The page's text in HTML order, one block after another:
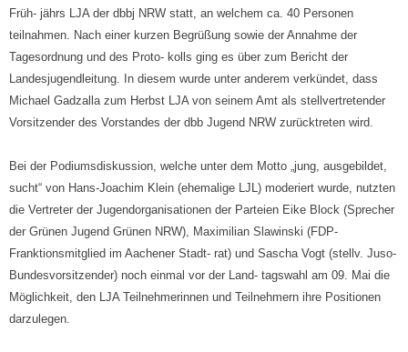
Früh- jährs LJA der dbbj NRW statt, an welchem ca. 40 Personen
teilnahmen. Nach einer kurzen Begrüßung sowie der Annahme der
Tagesordnung und des Proto- kolls ging es über zum Bericht der
Landesjugendleitung. In diesem wurde unter anderem verkündet, dass
Michael Gadzalla zum Herbst LJA von seinem Amt als stellvertretender
Vorsitzender des Vorstandes der dbb Jugend NRW zurücktreten wird.
Bei der Podiumsdiskussion, welche unter dem Motto „jung, ausgebildet,
sucht“ von Hans-Joachim Klein (ehemalige LJL) moderiert wurde, nutzten
die Vertreter der Jugendorganisationen der Parteien Eike Block (Sprecher
der Grünen Jugend Grünen NRW), Maximilian Slawinski (FDP-
Franktionsmitglied im Aachener Stadt- rat) und Sascha Vogt (stellv. Juso-
Bundesvorsitzender) noch einmal vor der Land- tagswahl am 09. Mai die
Möglichkeit, den LJA Teilnehmerinnen und Teilnehmern ihre Positionen
darzulegen.